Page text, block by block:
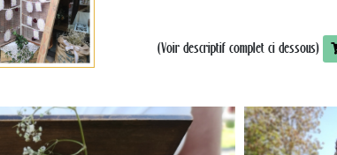
(Voir descriptif complet ci dessous)